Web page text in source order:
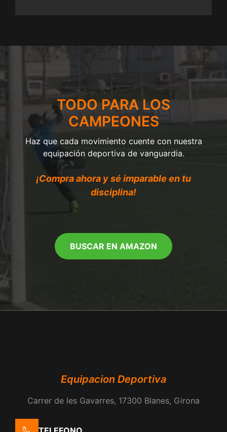
TODO PARA LOS
CAMPEONES
Haz que cada movimiento cuente con nuestra
equipación deportiva de vanguardia.
¡Compra ahora y sé imparable en tu
disciplina!
BUSCAR EN AMAZON
Equipacion Deportiva
Carrer de les Gavarres, 17300 Blanes, Girona